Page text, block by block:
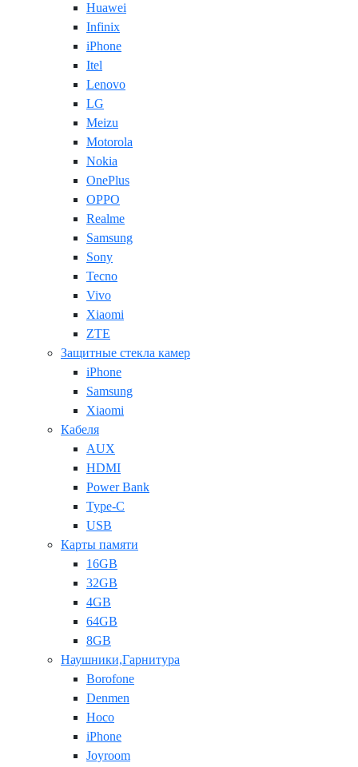
Huawei
Infinix
iPhone
Itel
Lenovo
LG
Meizu
Motorola
Nokia
OnePlus
OPPO
Realme
Samsung
Sony
Tecno
Vivo
Xiaomi
ZTE
Защитные стекла камер
iPhone
Samsung
Xiaomi
Кабеля
AUX
HDMI
Power Bank
Type-C
USB
Карты памяти
16GB
32GB
4GB
64GB
8GB
Наушники,Гарнитура
Borofone
Denmen
Hoco
iPhone
Joyroom